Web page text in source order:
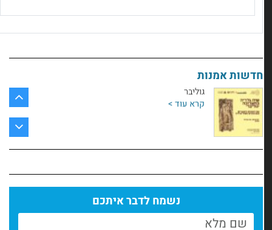
חדשות אמנות
קרא עוד >
גוליבר
קרא עוד >
קרא עוד >
חוזרים לשחק עם החומר
קרא עוד >נשמח לדבר איתכם